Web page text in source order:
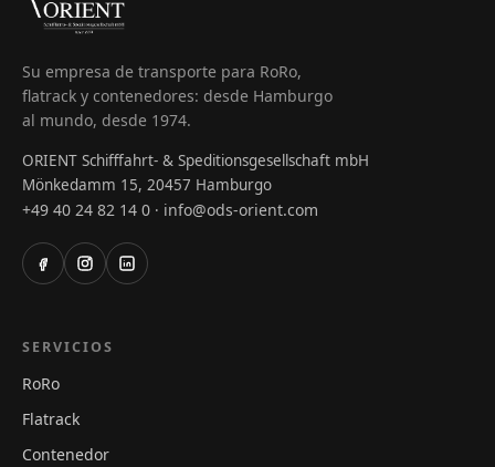
Su empresa de transporte para RoRo,
flatrack y contenedores: desde Hamburgo
al mundo, desde 1974.
ORIENT Schifffahrt- & Speditionsgesellschaft mbH
Mönkedamm 15, 20457 Hamburgo
+49 40 24 82 14 0 · info@ods-orient.com
SERVICIOS
RoRo
Flatrack
Contenedor